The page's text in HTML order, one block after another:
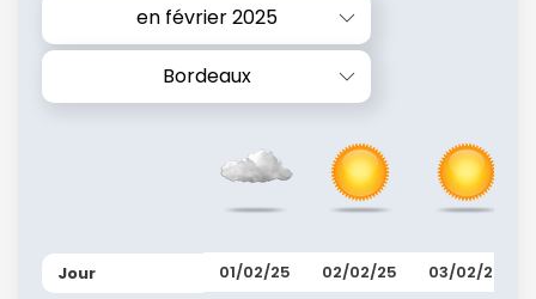
en février 2025
Bordeaux
Jour 01/02/25 02/02/25 03/02/25